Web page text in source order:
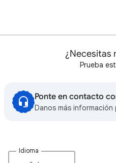
¿Necesitas
Prueba
Ponte en contacto
Danos más
Idioma